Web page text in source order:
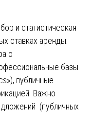
и статистическая
ставках аренды.
о
базы
публичные
Важно
(публичных